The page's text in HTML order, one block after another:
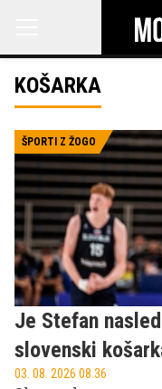
KOŠARKA
ŠPORTI Z ŽOGO
Je Stefan
slovenski
03. 08. 2026 08.36